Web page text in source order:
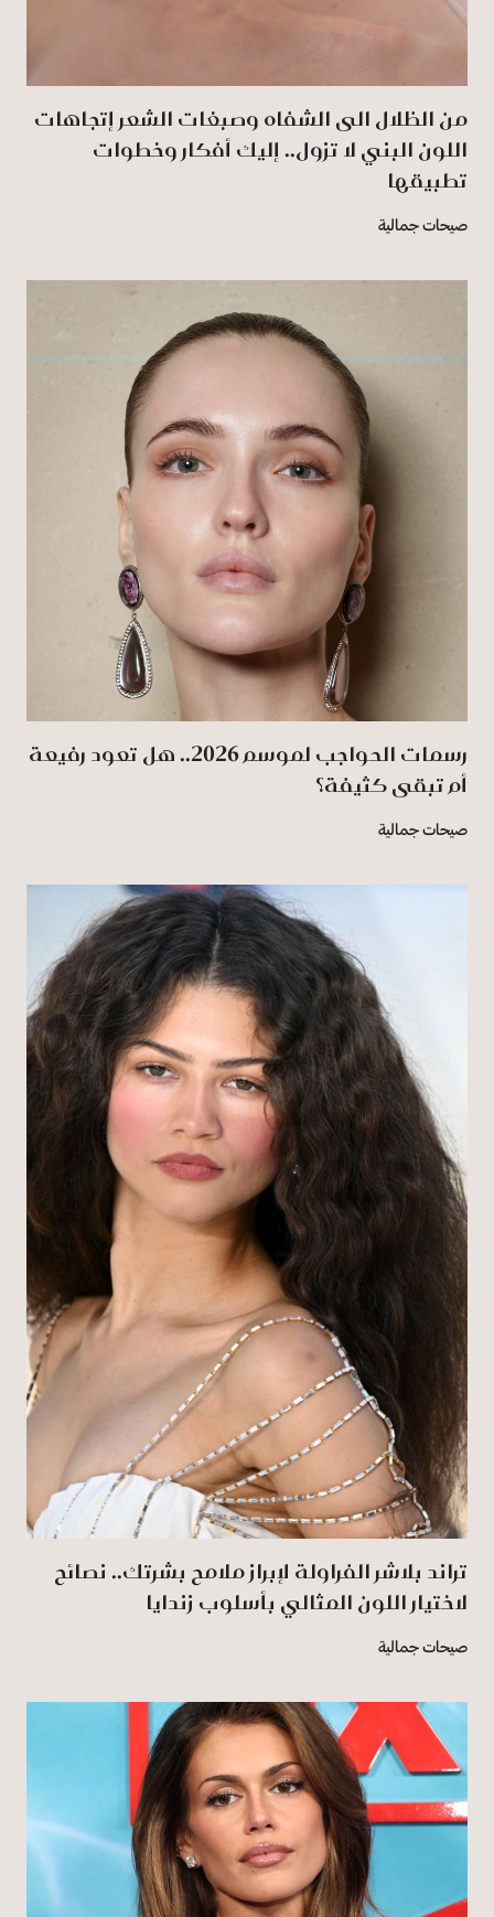
من الظلال الى الشفاه وصبغات الشعر إتجاهات
اللون البني لا تزول.. إليك أفكار وخطوات
تطبيقها
صيحات جمالية
رسمات الحواجب لموسم 2026.. هل تعود رفيعة
أم تبقى كثيفة؟
صيحات جمالية
تراند بلاشر الفراولة لإبراز ملامح بشرتك.. نصائح
لاختيار اللون المثالي بأسلوب زندايا
صيحات جمالية